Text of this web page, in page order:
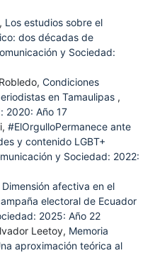
Los estudios sobre el
dos décadas de
y Sociedad:
Condiciones
en Tamaulipas ,
2020: Año 17
#ElOrgulloPermanece ante
y contenido LGBT+
y Sociedad: 2022:
Dimensión afectiva en el
electoral de Ecuador
2025: Año 22
Leetoy, Memoria
aproximación teórica al